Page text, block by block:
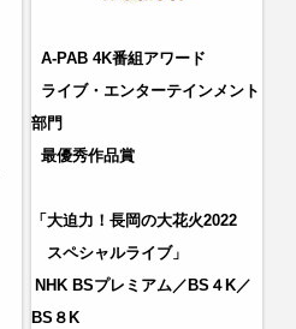
A-PAB 4K番組アワード
ライブ・エンターテインメント
部門
最優秀作品賞
「大迫力！長岡の大花火2022
スペシャルライブ」
NHK BSプレミアム／BS４K／
BS８K